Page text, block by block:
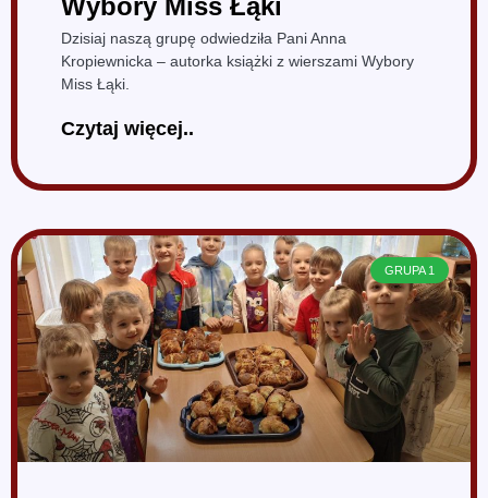
Wybory Miss Łąki
Dzisiaj naszą grupę odwiedziła Pani Anna
Kropiewnicka – autorka książki z wierszami Wybory
Miss Łąki.
Czytaj więcej..
GRUPA 1